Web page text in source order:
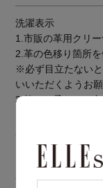
洗濯表示
1.市販の革用クリ
2.革の色移り箇所
※必ず目立たない
いいただくようお
3.乾いた柔らかい